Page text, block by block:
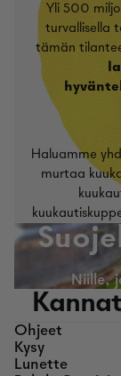
Yli 500
turvallisella
tämän
Haluamme
murtaa
Niille,
Ohjeet
Kysy
Lunette